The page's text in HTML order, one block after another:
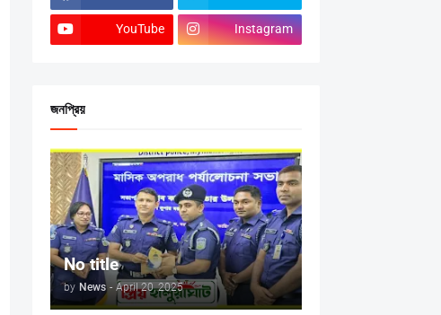
YouTube Instagram
জনপ্রিয়
No title
by News - April 20, 2025